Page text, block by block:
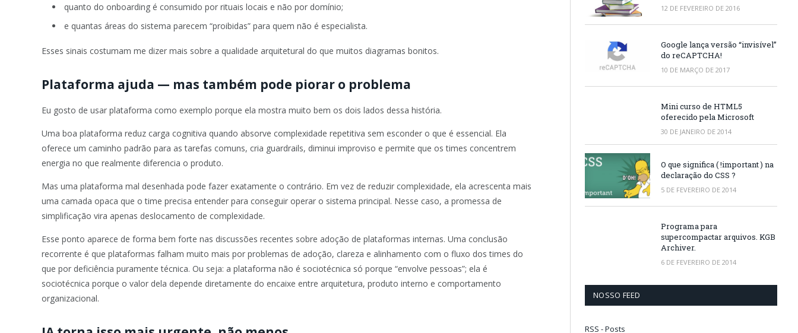
quanto do onboarding é consumido por rituais locais e não por domínio;
e quantas áreas do sistema parecem “proibidas” para quem não é especialista.
Esses sinais costumam me dizer mais sobre a qualidade arquitetural do que muitos diagramas bonitos.
Plataforma ajuda — mas também pode piorar o problema
Eu gosto de usar plataforma como exemplo porque ela mostra muito bem os dois lados dessa história.
Uma boa plataforma reduz carga cognitiva quando absorve complexidade repetitiva sem esconder o que é essencial. Ela
oferece um caminho padrão para as tarefas comuns, cria guardrails, diminui improviso e permite que os times concentrem
energia no que realmente diferencia o produto.
Mas uma plataforma mal desenhada pode fazer exatamente o contrário. Em vez de reduzir complexidade, ela acrescenta mais
uma camada opaca que o time precisa entender para conseguir operar o sistema principal. Nesse caso, a promessa de
simplificação vira apenas deslocamento de complexidade.
Esse ponto aparece de forma bem forte nas discussões recentes sobre adoção de plataformas internas. Uma conclusão
recorrente é que plataformas falham muito mais por problemas de adoção, clareza e alinhamento com o fluxo dos times do
que por deficiência puramente técnica. Ou seja: a plataforma não é sociotécnica só porque “envolve pessoas”; ela é
sociotécnica porque o valor dela depende diretamente do encaixe entre arquitetura, produto interno e comportamento
organizacional.
12 DE FEVEREIRO DE 2016
Google lança versão “invisível”
do reCAPTCHA!
10 DE MARÇO DE 2017
Mini curso de HTML5
oferecido pela Microsoft
30 DE JANEIRO DE 2014
O que significa ( !important ) na
declaração do CSS ?
5 DE FEVEREIRO DE 2014
Programa para
supercompactar arquivos. KGB
Archiver.
6 DE FEVEREIRO DE 2014
NOSSO FEED
RSS - Posts